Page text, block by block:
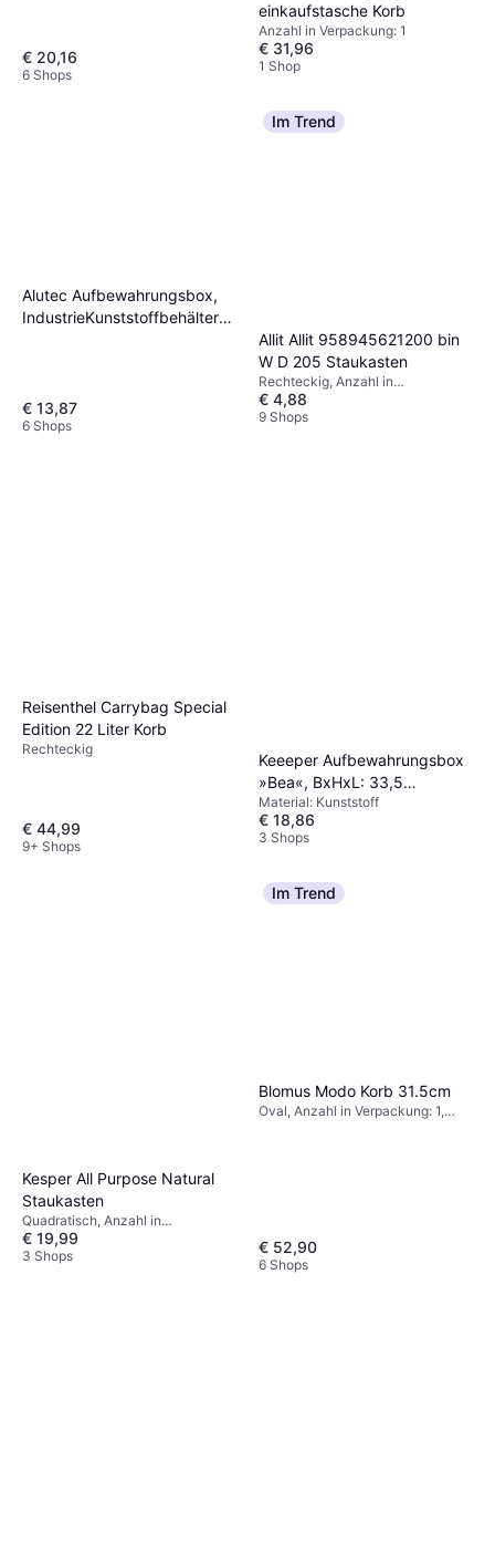
€ 20,16
6 Shops
einkaufstasche Korb
Anzahl in Verpackung: 1
€ 31,96
1 Shop
Alutec Aufbewahrungsbox,
IndustrieKunststoffbehälter
€ 13,87
6 Shops
Im Trend
Allit Allit 958945621200 bin
W D 205 Staukasten
Rechteckig, Anzahl in
Verpackung: 1, Material:
Polypropylen
€ 4,88
9 Shops
Reisenthel Carrybag Special
Edition 22 Liter Korb
Rechteckig
€ 44,99
9+ Shops
Keeeper Aufbewahrungsbox
»Bea«, BxHxL: 33,5
Staukasten
Material: Kunststoff
€ 18,86
3 Shops
Kesper All Purpose Natural
Staukasten
Quadratisch, Anzahl in
Verpackung: 1, Material: Holz
€ 19,99
3 Shops
Im Trend
Blomus Modo Korb 31.5cm
Oval, Anzahl in Verpackung: 1,
€ 52,90
6 Shops